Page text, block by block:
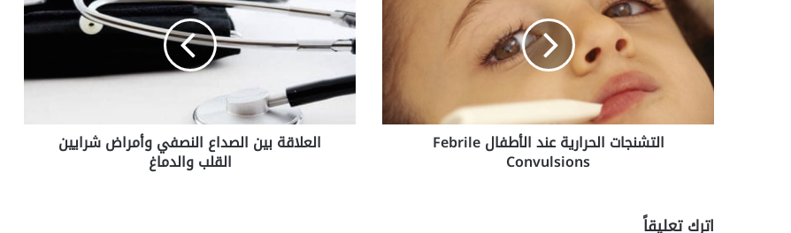
ت
ش
ج
ا
ا
ر
التشنجات الحرارية عند الأطفال Febrile
Convulsions
ع
ل
ا
ة
ي
العلاقة بين الصداع النصفي وأمراض شرايين
القلب والدماغ
اترك تعليقاً